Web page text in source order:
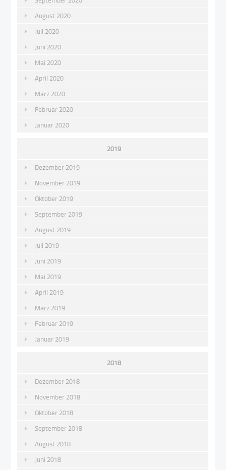
August 2020
Juli 2020
Juni 2020
Mai 2020
April 2020
März 2020
Februar 2020
Januar 2020
2019
Dezember 2019
November 2019
Oktober 2019
September 2019
August 2019
Juli 2019
Juni 2019
Mai 2019
April 2019
März 2019
Februar 2019
Januar 2019
2018
Dezember 2018
November 2018
Oktober 2018
September 2018
August 2018
Juni 2018